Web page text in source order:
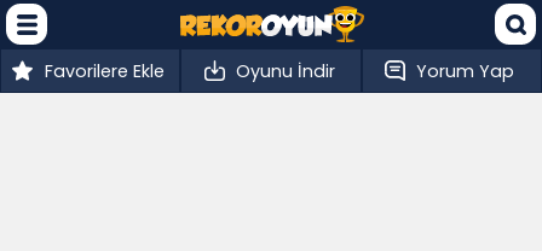
Favorilere Ekle Oyunu İndir Yorum Yap